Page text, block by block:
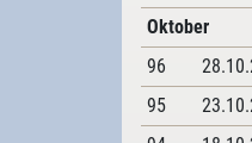
Oktober
96
95